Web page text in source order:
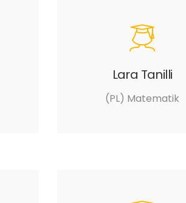
Lara Tanilli
(PL) Matematik